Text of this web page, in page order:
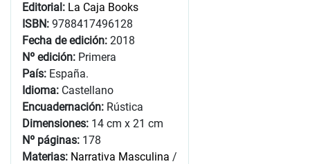
Editorial: La Caja Books
ISBN: 9788417496128
Fecha de edición: 2018
Nº edición: Primera
País: España.
Idioma: Castellano
Encuadernación: Rústica
Dimensiones: 14 cm x 21 cm
Nº páginas: 178
Materias: Narrativa Masculina /